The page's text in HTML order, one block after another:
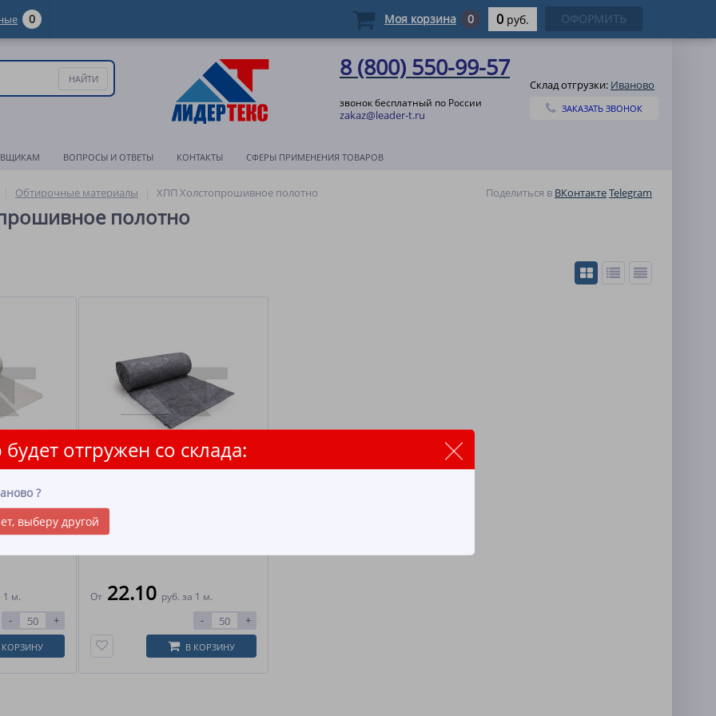
8 (800) 550-99-57
звонок бесплатный по России
zakaz@leader-t.ru
Склад отгрузки: Иваново
отгружен со склада:
?
выберу другой
ЗАКАЗАТЬ ЗВОНОК
ВОПРОСЫ И ОТВЕТЫ КОНТАКТЫ СФЕРЫ ПРИМЕНЕНИЯ ТОВАРОВ
Обтирочные материалы ХПП Холстопрошивное полотно Поделиться в ВКонтактеTelegram
полотно
50
1 м.
- +
КОРЗИНУ
Ширина: 75, 150 см Длинна: 50
метров
От 22.10 руб. за 1 м.
- +
В КОРЗИНУ
0 Моя корзина 0 0 руб. ОФОРМИТЬ